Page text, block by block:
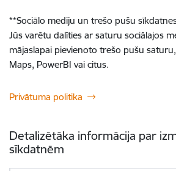
**Sociālo mediju un trešo pušu
Jūs varētu dalīties ar saturu sociālajos
mājaslapai pievienoto trešo pušu
Maps, PowerBI vai citus.
Privātuma politika
Detalizētāka informācija par
sīkdatnēm